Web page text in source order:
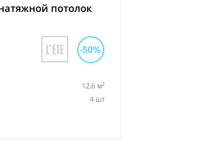
потолок
12,6 м2
4 шт